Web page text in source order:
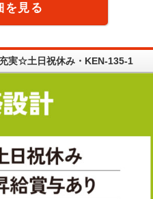
を見る
実☆土日祝休み・KEN-135-1